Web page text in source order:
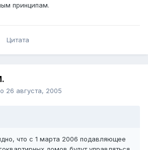
принципам.
Цитата
26 августа, 2005
что с 1 марта 2006 подавляющее